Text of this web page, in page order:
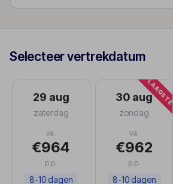
Selecteer vertrekdatum
29 aug
zaterdag
va.
€964
p.p.
8-10 dagen
LAAGSTE
30 aug
zondag
va.
€962
p.p.
8-10 dagen